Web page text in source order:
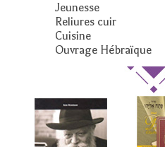
Jeunesse
Reliures cuir
Cuisine
Ouvrage Hébraïque